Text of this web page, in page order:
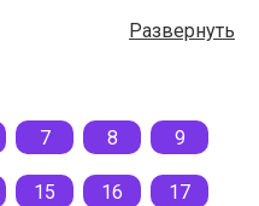
Развернуть
7 8 9
15 16 17